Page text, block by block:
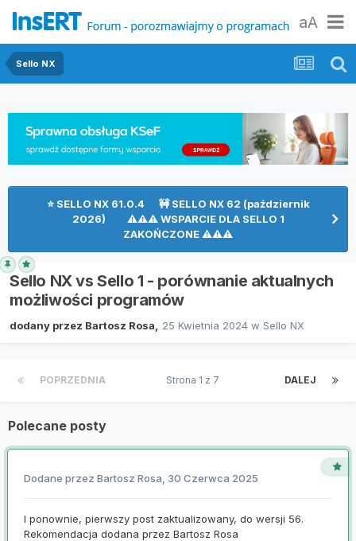
aA
Sello NX
⭐ SELLO NX 61.0.4 🚧 SELLO NX 62 (październik
2026) ⚠⚠⚠ WSPARCIE DLA SELLO 1
ZAKOŃCZONE ⚠⚠⚠
Sello NX vs Sello 1 - porównanie aktualnych
możliwości programów
dodany przez Bartosz Rosa 25 Kwietnia 2024 w Sello NX
POPRZEDNIA DALEJ
Strona 1 z 7
Polecane posty
Dodane przez Bartosz Rosa 30 Czerwca 2025
I ponownie, pierwszy post zaktualizowany, do wersji 56.
Rekomendacja dodana przez Bartosz Rosa